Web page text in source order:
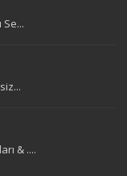
Se...
& ....